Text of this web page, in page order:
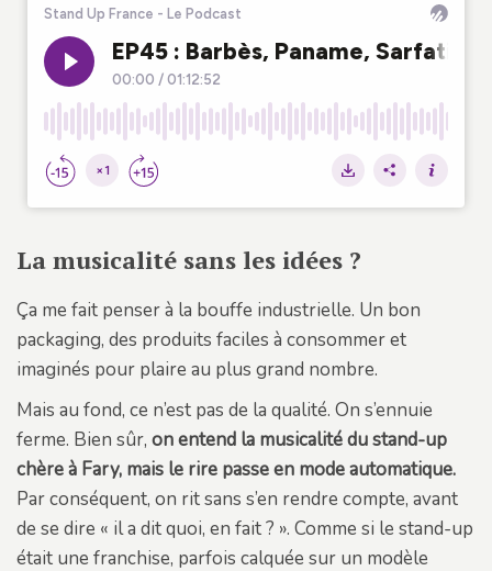
La musicalité sans les idées ?
Ça me fait penser à la bouffe industrielle. Un bon
packaging, des produits faciles à consommer et
imaginés pour plaire au plus grand nombre.
Mais au fond, ce n’est pas de la qualité. On s’ennuie
ferme. Bien sûr, on entend la musicalité du stand-up
chère à Fary, mais le rire passe en mode automatique.
Par conséquent, on rit sans s’en rendre compte, avant
de se dire « il a dit quoi, en fait ? ». Comme si le stand-up
était une franchise, parfois calquée sur un modèle